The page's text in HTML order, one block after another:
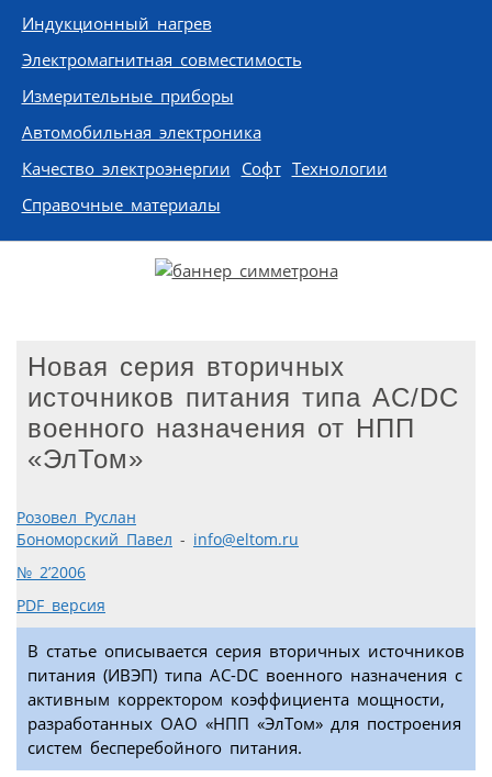
Индукционный нагрев
Электромагнитная совместимость
Измерительные приборы
Автомобильная электроника
Качество электроэнергии Софт Технологии
Справочные материалы
Новая серия вторичных
источников питания типа AC/DC
военного назначения от НПП
«ЭлТом»
Розовел Руслан
Бономорский Павел - info@eltom.ru
№ 2’2006
PDF версия
В статье описывается серия вторичных источников
питания (ИВЭП) типа AC-DC военного назначения с
активным корректором коэффициента мощности,
разработанных ОАО «НПП «ЭлТом» для построения
систем бесперебойного питания.